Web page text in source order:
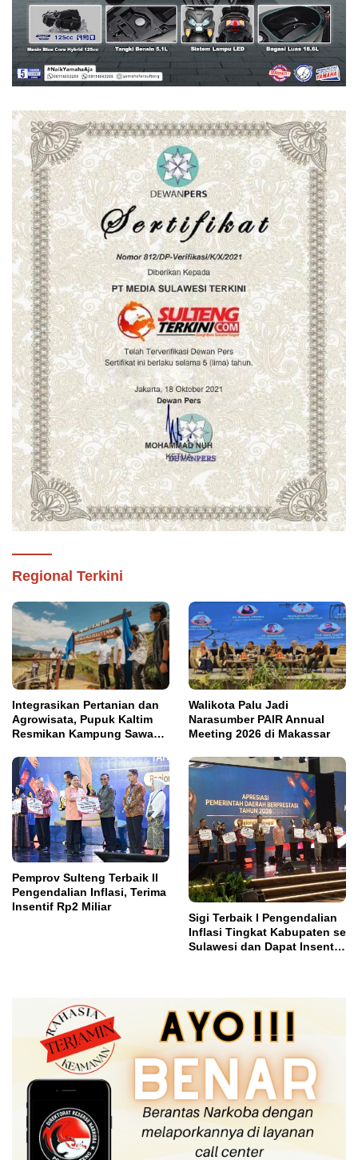
Regional Terkini
Integrasikan Pertanian dan
Agrowisata, Pupuk Kaltim
Resmikan Kampung Sawah
Walikota Palu Jadi
Narasumber PAIR Annual
Meeting 2026 di Makassar
Pemprov Sulteng Terbaik II
Pengendalian Inflasi, Terima
Insentif Rp2 Miliar
Sigi Terbaik I Pengendalian
Inflasi Tingkat Kabupaten se
Sulawesi dan Dapat Insentif